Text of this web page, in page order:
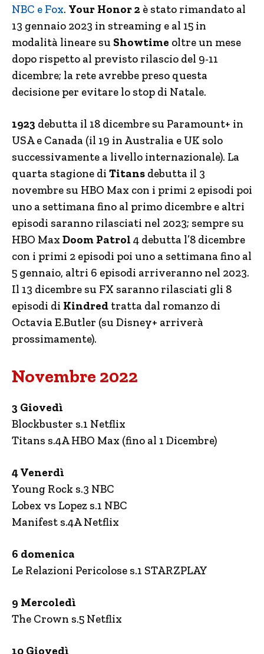
NBC e Fox. Your Honor 2 è stato rimandato al
13 gennaio 2023 in streaming e al 15 in
modalità lineare su Showtime oltre un mese
dopo rispetto al previsto rilascio del 9-11
dicembre; la rete avrebbe preso questa
decisione per evitare lo stop di Natale.
1923 debutta il 18 dicembre su Paramount+ in
USA e Canada (il 19 in Australia e UK solo
successivamente a livello internazionale). La
quarta stagione di Titans debutta il 3
novembre su HBO Max con i primi 2 episodi poi
uno a settimana fino al primo dicembre e altri
episodi saranno rilasciati nel 2023; sempre su
HBO Max Doom Patrol 4 debutta l’8 dicembre
con i primi 2 episodi poi uno a settimana fino al
5 gennaio, altri 6 episodi arriveranno nel 2023.
Il 13 dicembre su FX saranno rilasciati gli 8
episodi di Kindred tratta dal romanzo di
Octavia E.Butler (su Disney+ arriverà
prossimamente).
Novembre 2022
3 Giovedì
Blockbuster s.1 Netflix
Titans s.4A HBO Max (fino al 1 Dicembre)
4 Venerdì
Young Rock s.3 NBC
Lobex vs Lopez s.1 NBC
Manifest s.4A Netflix
6 domenica
Le Relazioni Pericolose s.1 STARZPLAY
9 Mercoledì
The Crown s.5 Netflix
10 Giovedì